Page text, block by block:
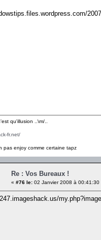
qu'illusion ..\m/..
fr.net/
pas enjoy comme certaine tapz
Re : Vos Bureaux !
« #76 le: 02 Janvier 2008 à 00:41:30